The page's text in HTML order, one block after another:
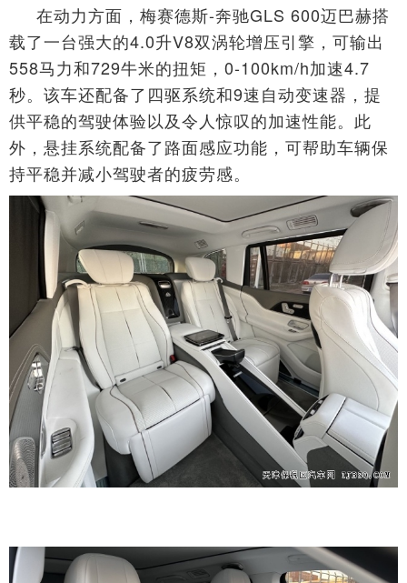
在动力方面，梅赛德斯-奔驰GLS 600迈巴赫搭
载了一台强大的4.0升V8双涡轮增压引擎，可输出
558马力和729牛米的扭矩，0-100km/h加速4.7
秒。该车还配备了四驱系统和9速自动变速器，提
供平稳的驾驶体验以及令人惊叹的加速性能。此
外，悬挂系统配备了路面感应功能，可帮助车辆保
持平稳并减小驾驶者的疲劳感。